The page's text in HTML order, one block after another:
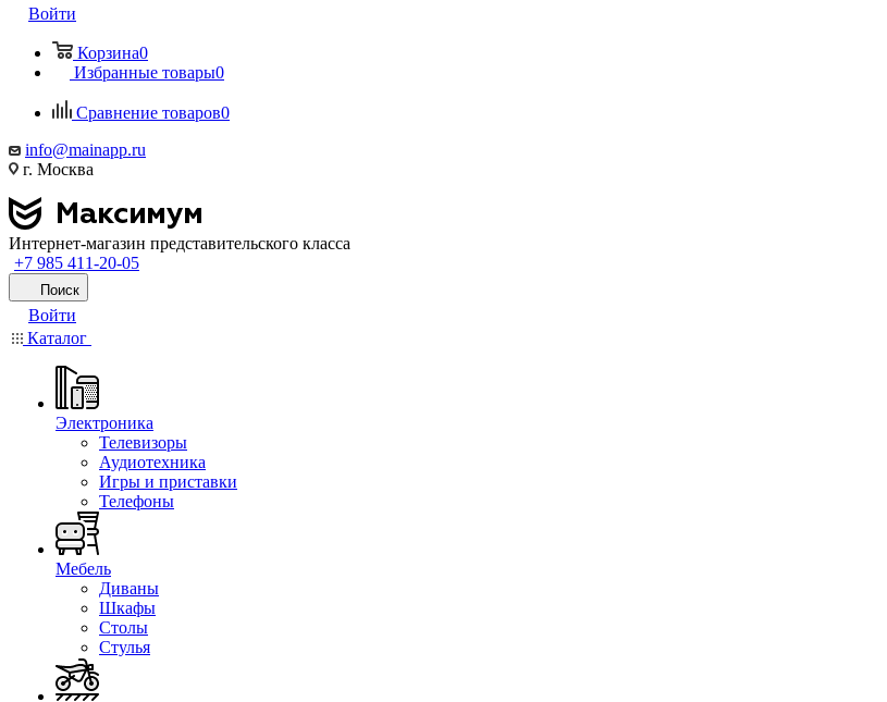
Войти
Корзина0
Избранные товары0
Сравнение товаров0
info@mainapp.ru
г. Москва
Интернет-магазин представительского класса
+7 985 411-20-05
Поиск
Войти
Каталог
Электроника
Телевизоры
Аудиотехника
Игры и приставки
Телефоны
Мебель
Диваны
Шкафы
Столы
Стулья